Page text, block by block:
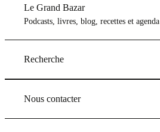
Le Grand Bazar
Podcasts, livres, blog, recettes et agenda
Recherche
Nous contacter